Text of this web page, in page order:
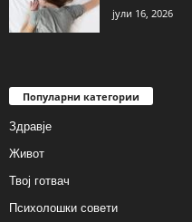
јули 16, 2026
Популарни категории
Здравје
Живот
Твој готвач
Психолошки совети